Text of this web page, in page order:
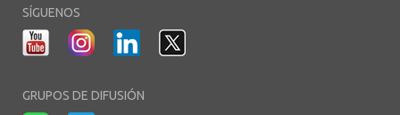
SÍGUENOS
GRUPOS DE DIFUSIÓN